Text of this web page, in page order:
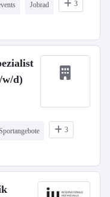
Jobrad 3
w/d)
3